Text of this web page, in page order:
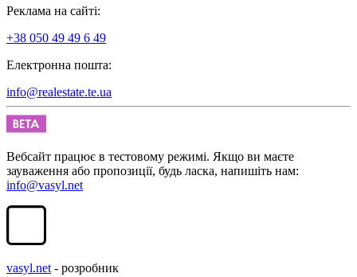
Реклама на сайті:
+38 050 49 49 6 49
Електронна пошта:
info@realestate.te.ua
Вебсайт працює в тестовому режимі. Якщо ви маєте
зауваження або пропозиції, будь ласка, напишіть нам:
info@vasyl.net
vasyl.net - розробник